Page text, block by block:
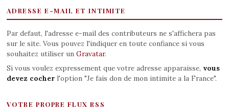
ADRESSE E-MAIL ET INTIMITE
Par defaut, l'adresse e-mail des contributeurs ne s'affichera pas
sur le site. Vous pouvez l'indiquer en toute confiance si vous
souhaitez utiliser un Gravatar.
Si vous voulez expressement que votre adresse apparaisse, vous
devez cocherl'option "Je fais don de mon intimite a la France".
VOTRE PROPRE FLUX RSS